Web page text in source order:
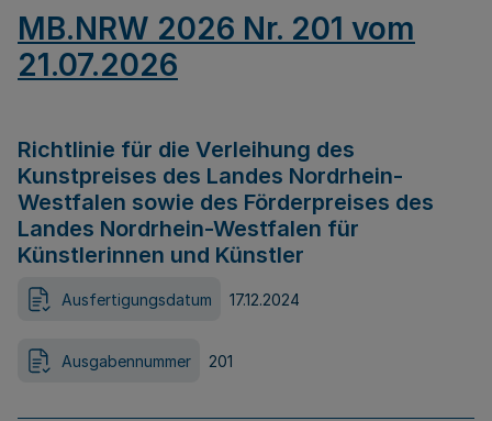
MB.NRW 2026 Nr. 201 vom
21.07.2026
Richtlinie für die Verleihung des
Kunstpreises des Landes Nordrhein-
Westfalen sowie des Förderpreises des
Landes Nordrhein-Westfalen für
Künstlerinnen und Künstler
Ausfertigungsdatum 17.12.2024
Ausgabennummer 201